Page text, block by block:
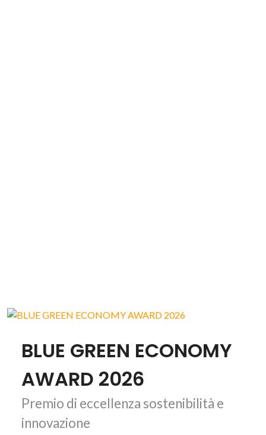
BLUE GREEN ECONOMY
AWARD 2026
Premio di eccellenza sostenibilità e
innovazione